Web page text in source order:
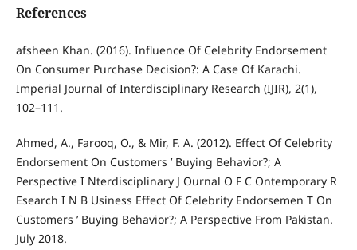
References
afsheen Khan. (2016). Influence Of Celebrity Endorsement
On Consumer Purchase Decision?: A Case Of Karachi.
Imperial Journal of Interdisciplinary Research (IJIR), 2(1),
102–111.
Ahmed, A., Farooq, O., & Mir, F. A. (2012). Effect Of Celebrity
Endorsement On Customers ’ Buying Behavior?; A
Perspective I Nterdisciplinary J Ournal O F C Ontemporary R
Esearch I N B Usiness Effect Of Celebrity Endorsemen T On
Customers ’ Buying Behavior?; A Perspective From Pakistan.
July 2018.